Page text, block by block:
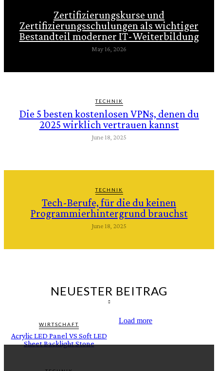
Zertifizierungskurse und
Zertifizierungsschulungen als wichtiger
Bestandteil moderner IT-Weiterbildung
May 16, 2026
TECHNIK
Die 5 besten kostenlosen VPNs, denen du
2025 wirklich vertrauen kannst
June 18, 2025
TECHNIK
Tech-Berufe, für die du keinen
Programmierhintergrund brauchst
June 18, 2025
NEUESTER BEITRAG
WIRTSCHAFT
Acrylic LED Panel VS Soft LED
Sheet Backlight Stone
Load more